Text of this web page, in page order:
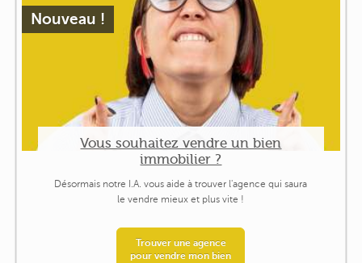
Nouveau !
Vous souhaitez vendre un bien
immobilier ?
Désormais notre I.A. vous aide à trouver l'agence qui saura
le vendre mieux et plus vite !
Trouver une agence
pour vendre mon bien